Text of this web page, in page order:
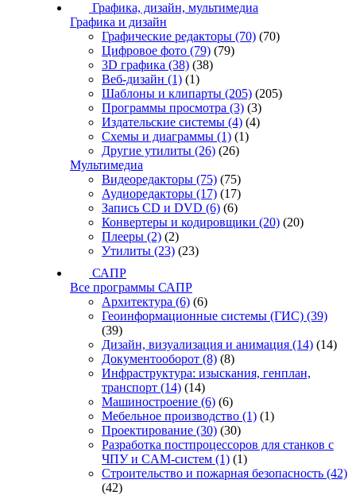
Графика, дизайн, мультимедиа
Графика и дизайн
Графические редакторы (70) (70)
Цифровое фото (79) (79)
3D графика (38) (38)
Веб-дизайн (1) (1)
Шаблоны и клипарты (205) (205)
Программы просмотра (3) (3)
Издательские системы (4) (4)
Схемы и диаграммы (1) (1)
Другие утилиты (26) (26)
Мультимедиа
Видеоредакторы (75) (75)
Аудиоредакторы (17) (17)
Запись CD и DVD (6) (6)
Конвертеры и кодировщики (20) (20)
Плееры (2) (2)
Утилиты (23) (23)
САПР
Все программы САПР
Архитектура (6) (6)
Геоинформационные системы (ГИС) (39)
(39)
Дизайн, визуализация и анимация (14) (14)
Документооборот (8) (8)
Инфраструктура: изыскания, генплан,
транспорт (14) (14)
Машиностроение (6) (6)
Мебельное производство (1) (1)
Проектирование (30) (30)
Разработка постпроцессоров для станков с
ЧПУ и CAM-систем (1) (1)
Строительство и пожарная безопасность (42)
(42)